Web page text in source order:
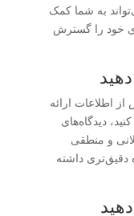
به شما کمک
خود را گسترش
اطلاعات ارائه
دیدگاه‌های
و منطقی
دقیق‌تری داشته